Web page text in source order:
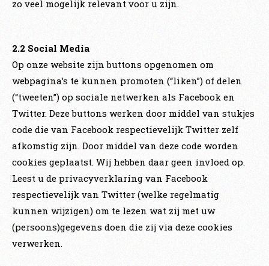
zo veel mogelijk relevant voor u zijn.
2.2 Social Media
Op onze website zijn buttons opgenomen om
webpagina’s te kunnen promoten (“liken”) of delen
(“tweeten”) op sociale netwerken als Facebook en
Twitter. Deze buttons werken door middel van stukjes
code die van Facebook respectievelijk Twitter zelf
afkomstig zijn. Door middel van deze code worden
cookies geplaatst. Wij hebben daar geen invloed op.
Leest u de privacyverklaring van Facebook
respectievelijk van Twitter (welke regelmatig
kunnen wijzigen) om te lezen wat zij met uw
(persoons)gegevens doen die zij via deze cookies
verwerken.